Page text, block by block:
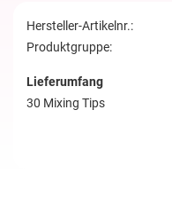
Hersteller-Artikelnr.:
Produktgruppe:
Lieferumfang
30 Mixing Tips